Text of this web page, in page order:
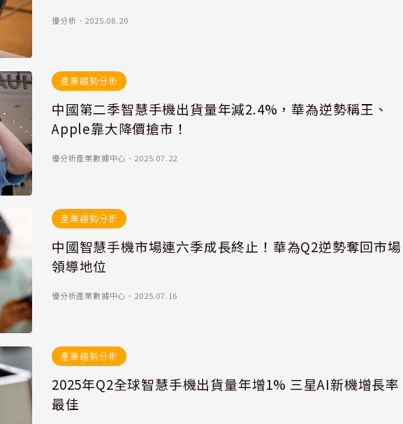
優分析 ． 2025.08.20
產業趨勢分析
中國第二季智慧手機出貨量年減2.4%，華為逆勢稱王、
Apple靠大降價搶市！
優分析產業數據中心 ． 2025.07.22
產業趨勢分析
中國智慧手機市場連六季成長終止！華為Q2逆勢奪回市場
領導地位
優分析產業數據中心 ． 2025.07.16
產業趨勢分析
2025年Q2全球智慧手機出貨量年增1% 三星AI新機增長率
最佳